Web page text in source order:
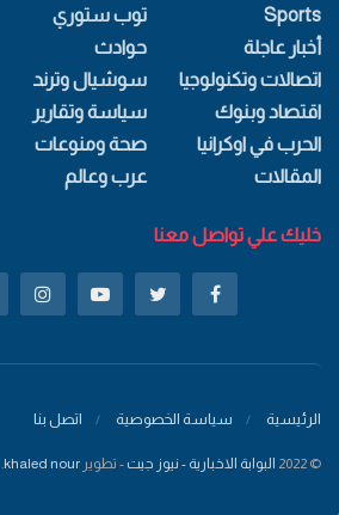
Sports
أخبار عاجلة
اتصالات وتكنولوجيا
اقتصاد وبنوك
الحرب في اوكرانيا
المقالات
توب ستوري
حوادث
سوشيال وترند
سياسة وتقارير
صحة ومنوعات
عرب وعالم
خليك علي تواصل معنا
الرئيسية سياسة الخصوصية اتصل بنا
© 2022 البوابة الاخبارية - نيوز جيت - تطوير khaled nour
.